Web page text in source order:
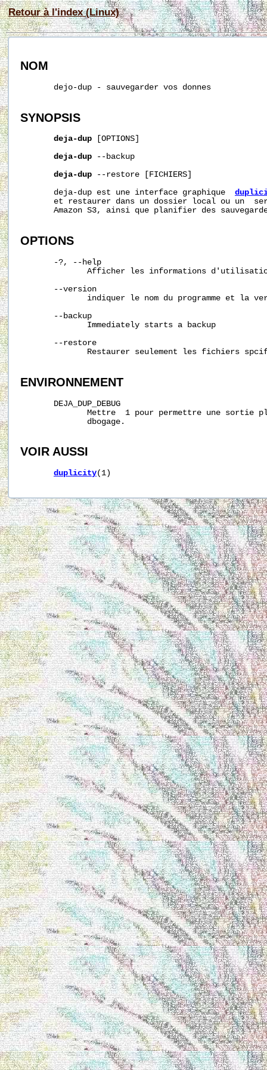
Retour à l'index (Linux)
NOM
       dejo-dup - sauvegarder vos donnes
SYNOPSIS
deja-dup [OPTIONS]
deja-dup --backup
deja-dup --restore [FICHIERS]
       deja-dup est une interface graphique
et restaurer dans un dossier local ou un
Amazon S3, ainsi que planifier des
OPTIONS
       -?, --help
Afficher les informations
       --version
indiquer le nom du programme et la
       --backup
              Immediately starts a backup
       --restore
Restaurer seulement les fichiers
ENVIRONNEMENT
       DEJA_DUP_DEBUG
Mettre  1 pour permettre une sortie
              dbogage.
VOIR AUSSI
duplicity